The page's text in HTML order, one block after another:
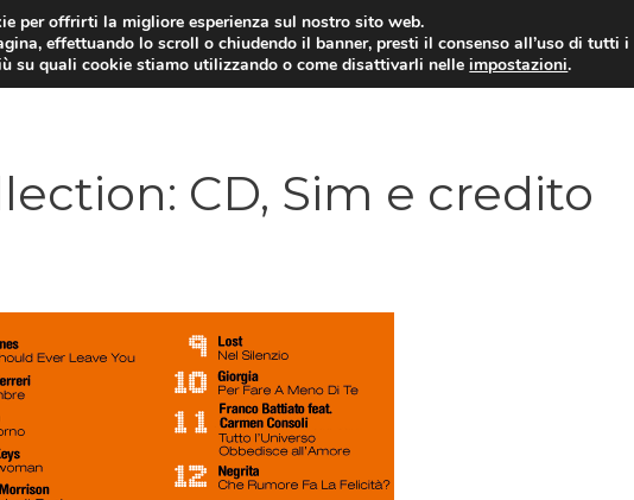
TARIFFE E PROMOZIONI
CD, Sim e credito
per offrirti la migliore esperienza sul nostro sito web.
effettuando lo scroll o chiudendo il banner, presti il consenso all’uso di tutti
su quali cookie stiamo utilizzando o come disattivarli nelleimpostazioni.